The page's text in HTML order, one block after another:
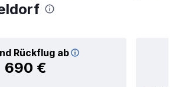
Rückflug ab
690 €